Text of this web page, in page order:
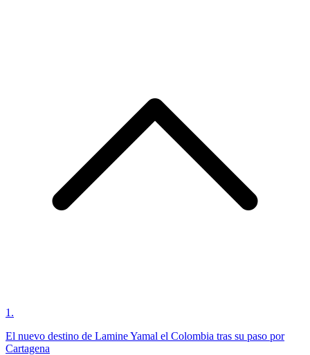
1 .
El nuevo destino de Lamine Yamal el Colombia tras su paso por
Cartagena